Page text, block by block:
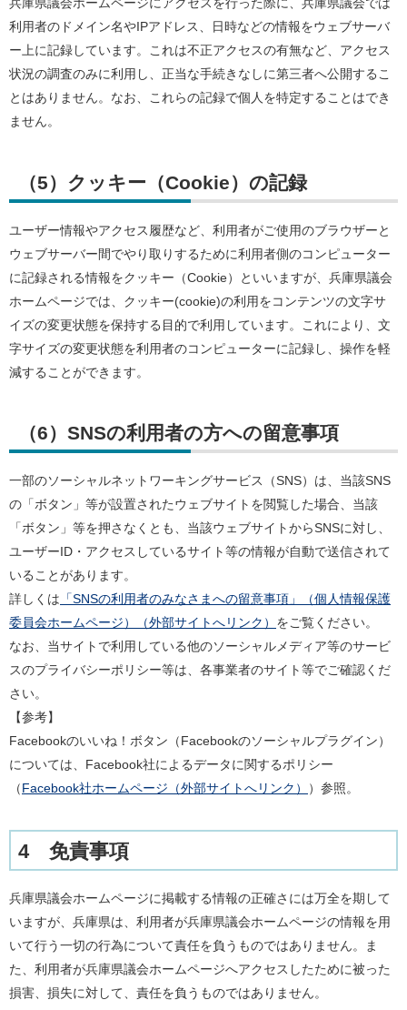
兵庫県議会ホームページにアクセスを行った際に、兵庫県議会では
利用者のドメイン名やIPアドレス、日時などの情報をウェブサーバ
ー上に記録しています。これは不正アクセスの有無など、アクセス
状況の調査のみに利用し、正当な手続きなしに第三者へ公開するこ
とはありません。なお、これらの記録で個人を特定することはでき
ません。
（5）クッキー（Cookie）の記録
ユーザー情報やアクセス履歴など、利用者がご使用のブラウザーと
ウェブサーバー間でやり取りするために利用者側のコンピューター
に記録される情報をクッキー（Cookie）といいますが、兵庫県議会
ホームページでは、クッキー(cookie)の利用をコンテンツの文字サ
イズの変更状態を保持する目的で利用しています。これにより、文
字サイズの変更状態を利用者のコンピューターに記録し、操作を軽
減することができます。
（6）SNSの利用者の方への留意事項
一部のソーシャルネットワーキングサービス（SNS）は、当該SNS
の「ボタン」等が設置されたウェブサイトを閲覧した場合、当該
「ボタン」等を押さなくとも、当該ウェブサイトからSNSに対し、
ユーザーID・アクセスしているサイト等の情報が自動で送信されて
いることがあります。
詳しくは 「SNSの利用者のみなさまへの留意事項」（個人情報保護
委員会ホームページ）（外部サイトへリンク） をご覧ください。
なお、当サイトで利用している他のソーシャルメディア等のサービ
スのプライバシーポリシー等は、各事業者のサイト等でご確認くだ
さい。
【参考】
Facebookのいいね！ボタン（Facebookのソーシャルプラグイン）
については、Facebook社によるデータに関するポリシー
（Facebook社ホームページ（外部サイトへリンク） ）参照。
4 免責事項
兵庫県議会ホームページに掲載する情報の正確さには万全を期して
いますが、兵庫県は、利用者が兵庫県議会ホームページの情報を用
いて行う一切の行為について責任を負うものではありません。ま
た、利用者が兵庫県議会ホームページへアクセスしたために被った
損害、損失に対して、責任を負うものではありません。